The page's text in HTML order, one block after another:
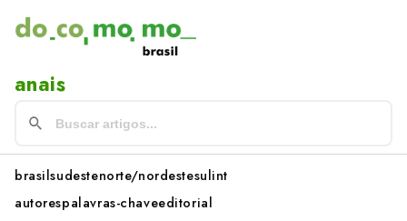
anais
brasilsudestenorte/nordestesulint
autorespalavras-chaveeditorial